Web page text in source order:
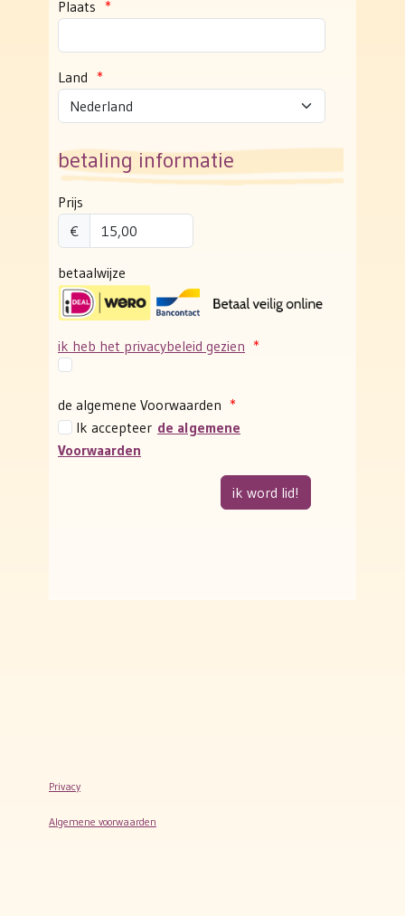
Plaats *
Land *
betaling informatie
Prijs
€
betaalwijze
ik heb het privacybeleid gezien *
de algemene Voorwaarden *
Ik accepteer de algemene
Voorwaarden
Privacy
Algemene voorwaarden